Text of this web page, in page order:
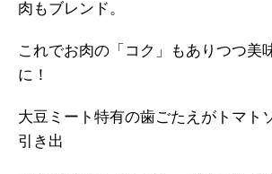
肉もブレンド。
これでお肉の「コク」もありつつ美
に！
大豆ミート特有の歯ごたえがトマト
引き出